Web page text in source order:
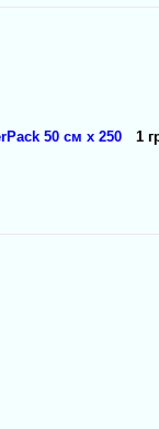
50 см х 250 1